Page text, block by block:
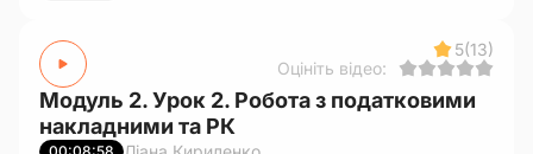
5(13)
Оцініть відео:
Модуль 2. Урок 2. Робота з податковими
накладними та РК